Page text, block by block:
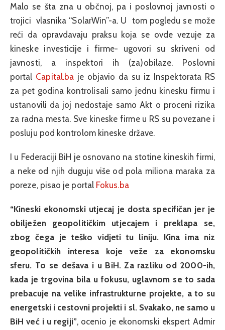
Malo se šta zna u občnoj, pa i poslovnoj javnosti o
trojici vlasnika “SolarWin”-a. U tom pogledu se može
reći da opravdavaju praksu koja se ovde vezuje za
kineske investicije i firme- ugovori su skriveni od
javnosti, a inspektori ih (za)obilaze. Poslovni
portal Capital.ba je objavio da su iz Inspektorata RS
za pet godina kontrolisali samo jednu kinesku firmu i
ustanovili da joj nedostaje samo Akt o proceni rizika
za radna mesta. Sve kineske firme u RS su povezane i
posluju pod kontrolom kineske države.
I u Federaciji BiH je osnovano na stotine kineskih firmi,
a neke od njih duguju više od pola miliona maraka za
poreze, pisao je portal Fokus.ba
“Kineski ekonomski utjecaj je dosta specifičan jer je
obilježen geopolitičkim utjecajem i preklapa se,
zbog čega je teško vidjeti tu liniju. Kina ima niz
geopolitičkih interesa koje veže za ekonomsku
sferu. To se dešava i u BiH. Za razliku od 2000-ih,
kada je trgovina bila u fokusu, uglavnom se to sada
prebacuje na velike infrastrukturne projekte, a to su
energetski i cestovni projekti i sl. Svakako, ne samo u
BiH već i u regiji”, ocenio je ekonomski ekspert Admir